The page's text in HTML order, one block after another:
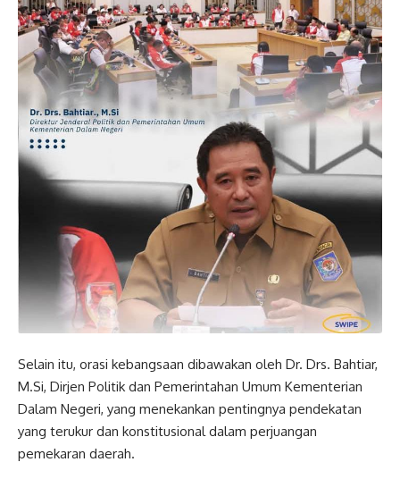
Selain itu, orasi kebangsaan dibawakan oleh Dr. Drs. Bahtiar,
M.Si, Dirjen Politik dan Pemerintahan Umum Kementerian
Dalam Negeri, yang menekankan pentingnya pendekatan
yang terukur dan konstitusional dalam perjuangan
pemekaran daerah.